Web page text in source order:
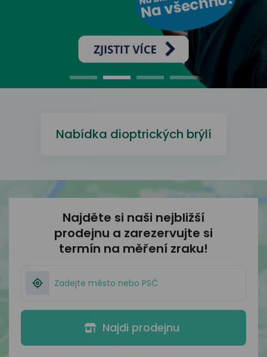
brýle
Nabídka dioptrických brýlí
Najděte si naši nejbližší
prodejnu a zarezervujte si
termín na měření zraku!
Najdi prodejnu